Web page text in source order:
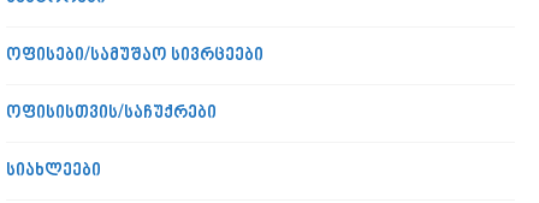
ოფისები/სამუშაო სივრცეები
ოფისისთვის/საჩუქრები
სიახლეები